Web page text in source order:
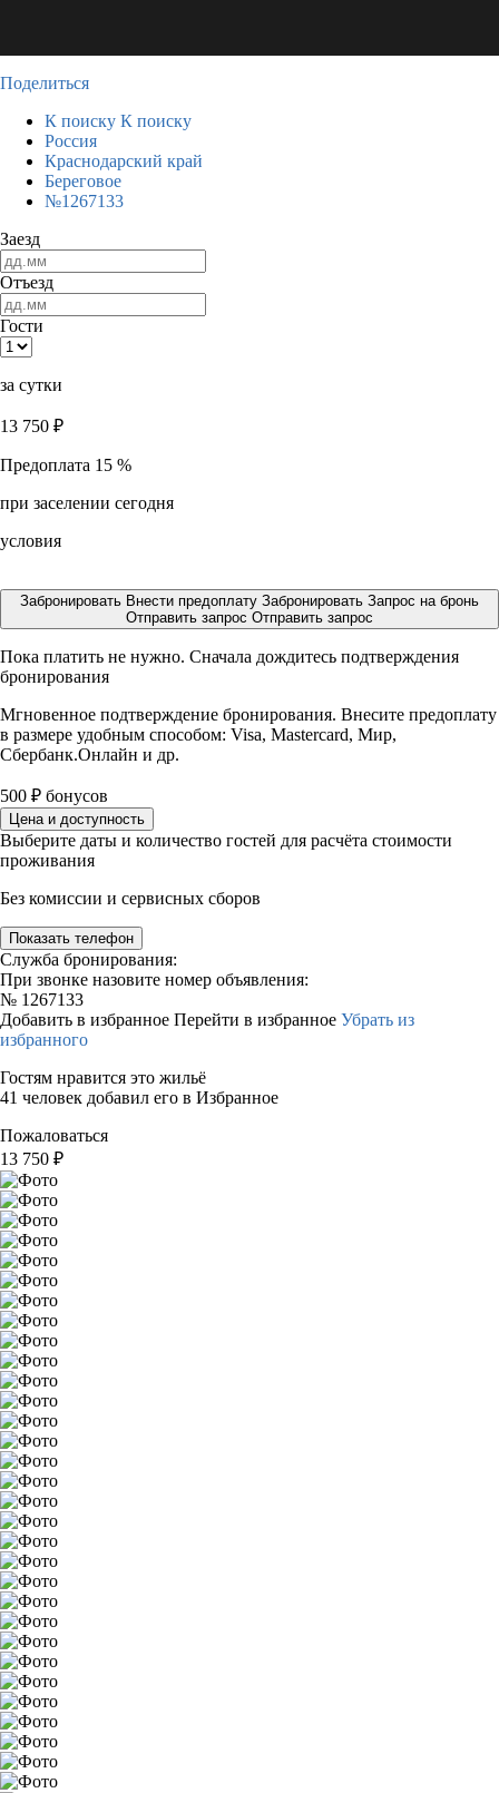
Поделиться
К поиску К поиску
Россия
Краснодарский край
Береговое
№1267133
Заезд
Отъезд
Гости
за сутки
13 750 ₽
Предоплата 15 %
при заселении сегодня
условия
Забронировать Внести предоплату Забронировать Запрос на бронь
Отправить запрос Отправить запрос
Пока платить не нужно. Сначала дождитесь подтверждения
бронирования
Мгновенное подтверждение бронирования. Внесите предоплату
в размере удобным способом: Visa, Mastercard, Мир,
Сбербанк.Онлайн и др.
500 ₽ бонусов
Цена и доступность
Выберите даты и количество гостей для расчёта стоимости
проживания
Без комиссии и сервисных сборов
Показать телефон
Служба бронирования:
При звонке назовите номер объявления:
№ 1267133
Добавить в избранное Перейти в избранное Убрать из
избранного
Гостям нравится это жильё
41 человек добавил его в Избранное
Пожаловаться
13 750 ₽